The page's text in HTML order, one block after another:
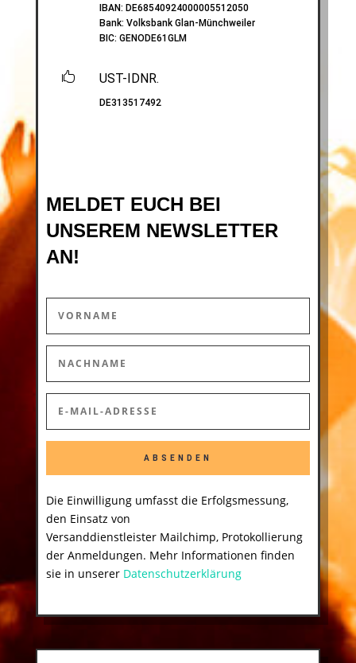
IBAN: DE68540924000005512050
Bank: Volksbank Glan-Münchweiler
BIC: GENODE61GLM
 UST-IDNR.
DE313517492
MELDET EUCH BEI
UNSEREM NEWSLETTER
AN!
ABSENDEN
Die Einwilligung umfasst die Erfolgsmessung,
den Einsatz von
Versanddienstleister Mailchimp, Protokollierung
der Anmeldungen. Mehr Informationen finden
sie in unserer Datenschutzerklärung